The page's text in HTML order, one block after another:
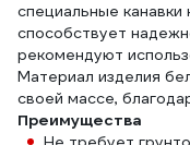
специальные канавки
способствует
рекомендуют
Материал изделия
своей массе,
Преимущества